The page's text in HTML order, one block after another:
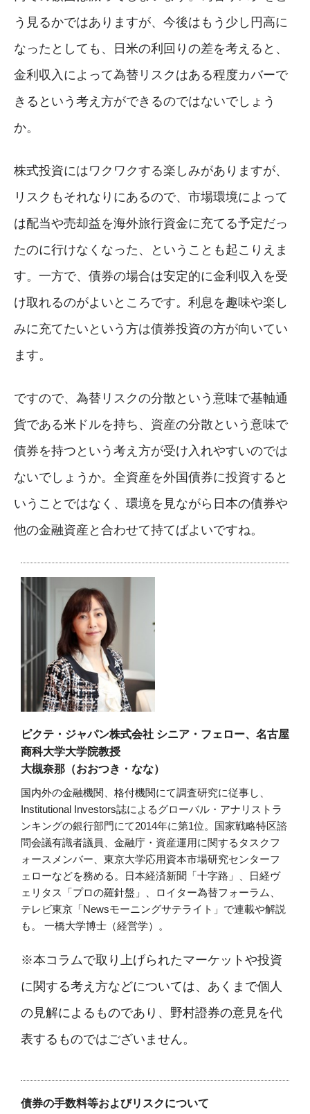
う見るかではありますが、今後はもう少し円高に
なったとしても、日米の利回りの差を考えると、
金利収入によって為替リスクはある程度カバーで
きるという考え方ができるのではないでしょう
か。
株式投資にはワクワクする楽しみがありますが、
リスクもそれなりにあるので、市場環境によって
は配当や売却益を海外旅行資金に充てる予定だっ
たのに行けなくなった、ということも起こりえま
す。一方で、債券の場合は安定的に金利収入を受
け取れるのがよいところです。利息を趣味や楽し
みに充てたいという方は債券投資の方が向いてい
ます。
ですので、為替リスクの分散という意味で基軸通
貨である米ドルを持ち、資産の分散という意味で
債券を持つという考え方が受け入れやすいのでは
ないでしょうか。全資産を外国債券に投資すると
いうことではなく、環境を見ながら日本の債券や
他の金融資産と合わせて持てばよいですね。
ピクテ・ジャパン株式会社 シニア・フェロー、名古屋
商科大学大学院教授
大槻奈那（おおつき・なな）
国内外の金融機関、格付機関にて調査研究に従事し、
Institutional Investors誌によるグローバル・アナリストラ
ンキングの銀行部門にて2014年に第1位。国家戦略特区諮
問会議有識者議員、金融庁・資産運用に関するタスクフ
ォースメンバー、東京大学応用資本市場研究センターフ
ェローなどを務める。日本経済新聞「十字路」、日経ヴ
ェリタス「プロの羅針盤」、ロイター為替フォーラム、
テレビ東京「Newsモーニングサテライト」で連載や解説
も。 一橋大学博士（経営学）。
※本コラムで取り上げられたマーケットや投資
に関する考え方などについては、あくまで個人
の見解によるものであり、野村證券の意見を代
表するものではございません。
債券の手数料等およびリスクについて